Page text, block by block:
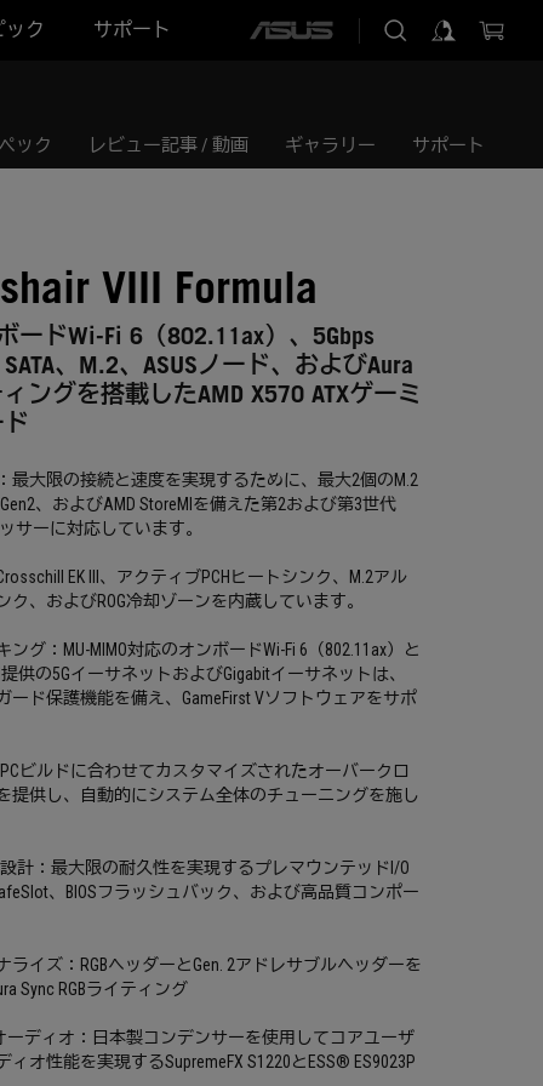
ク サポート
ASUS
ック レビュー記事 / 動画 ギャラリー サポート
VIII Formula
ードWi-Fi 6（802.11ax）、5Gbps
、M.2、ASUSノード、およびAura
ングを搭載したAMD X570 ATXゲーミ
最大限の接続と速度を実現するために、最大2個のM.2
、およびAMD StoreMIを備えた第2および第3世代
サーに対応しています。
EK III、アクティブPCHヒートシンク、M.2アル
ク、およびROG冷却ゾーンを内蔵しています。
グ：MU-MIMO対応のオンボードWi-Fi 6（802.11ax）と
供の5GイーサネットおよびGigabitイーサネットは、
ード保護機能を備え、GameFirst Vソフトウェアをサポ
PCビルドに合わせてカスタマイズされたオーバークロ
提供し、自動的にシステム全体のチューニングを施し
計：最大限の耐久性を実現するプレマウンテッドI/O
、BIOSフラッシュバック、および高品質コンポー
ライズ：RGBヘッダーとGen. 2アドレサブルヘッダーを
Sync RGBライティング
ーディオ：日本製コンデンサーを使用してコアユーザ
オ性能を実現するSupremeFX S1220とESS® ES9023P